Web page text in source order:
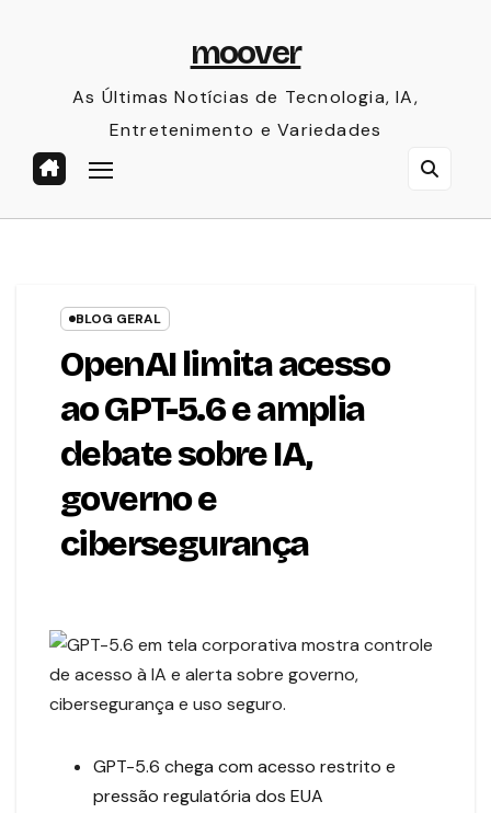
moover
As Últimas Notícias de Tecnologia, IA,
Entretenimento e Variedades
BLOG GERAL
OpenAI limita acesso
ao GPT-5.6 e amplia
debate sobre IA,
governo e
cibersegurança
GPT-5.6 chega com acesso restrito e
pressão regulatória dos EUA